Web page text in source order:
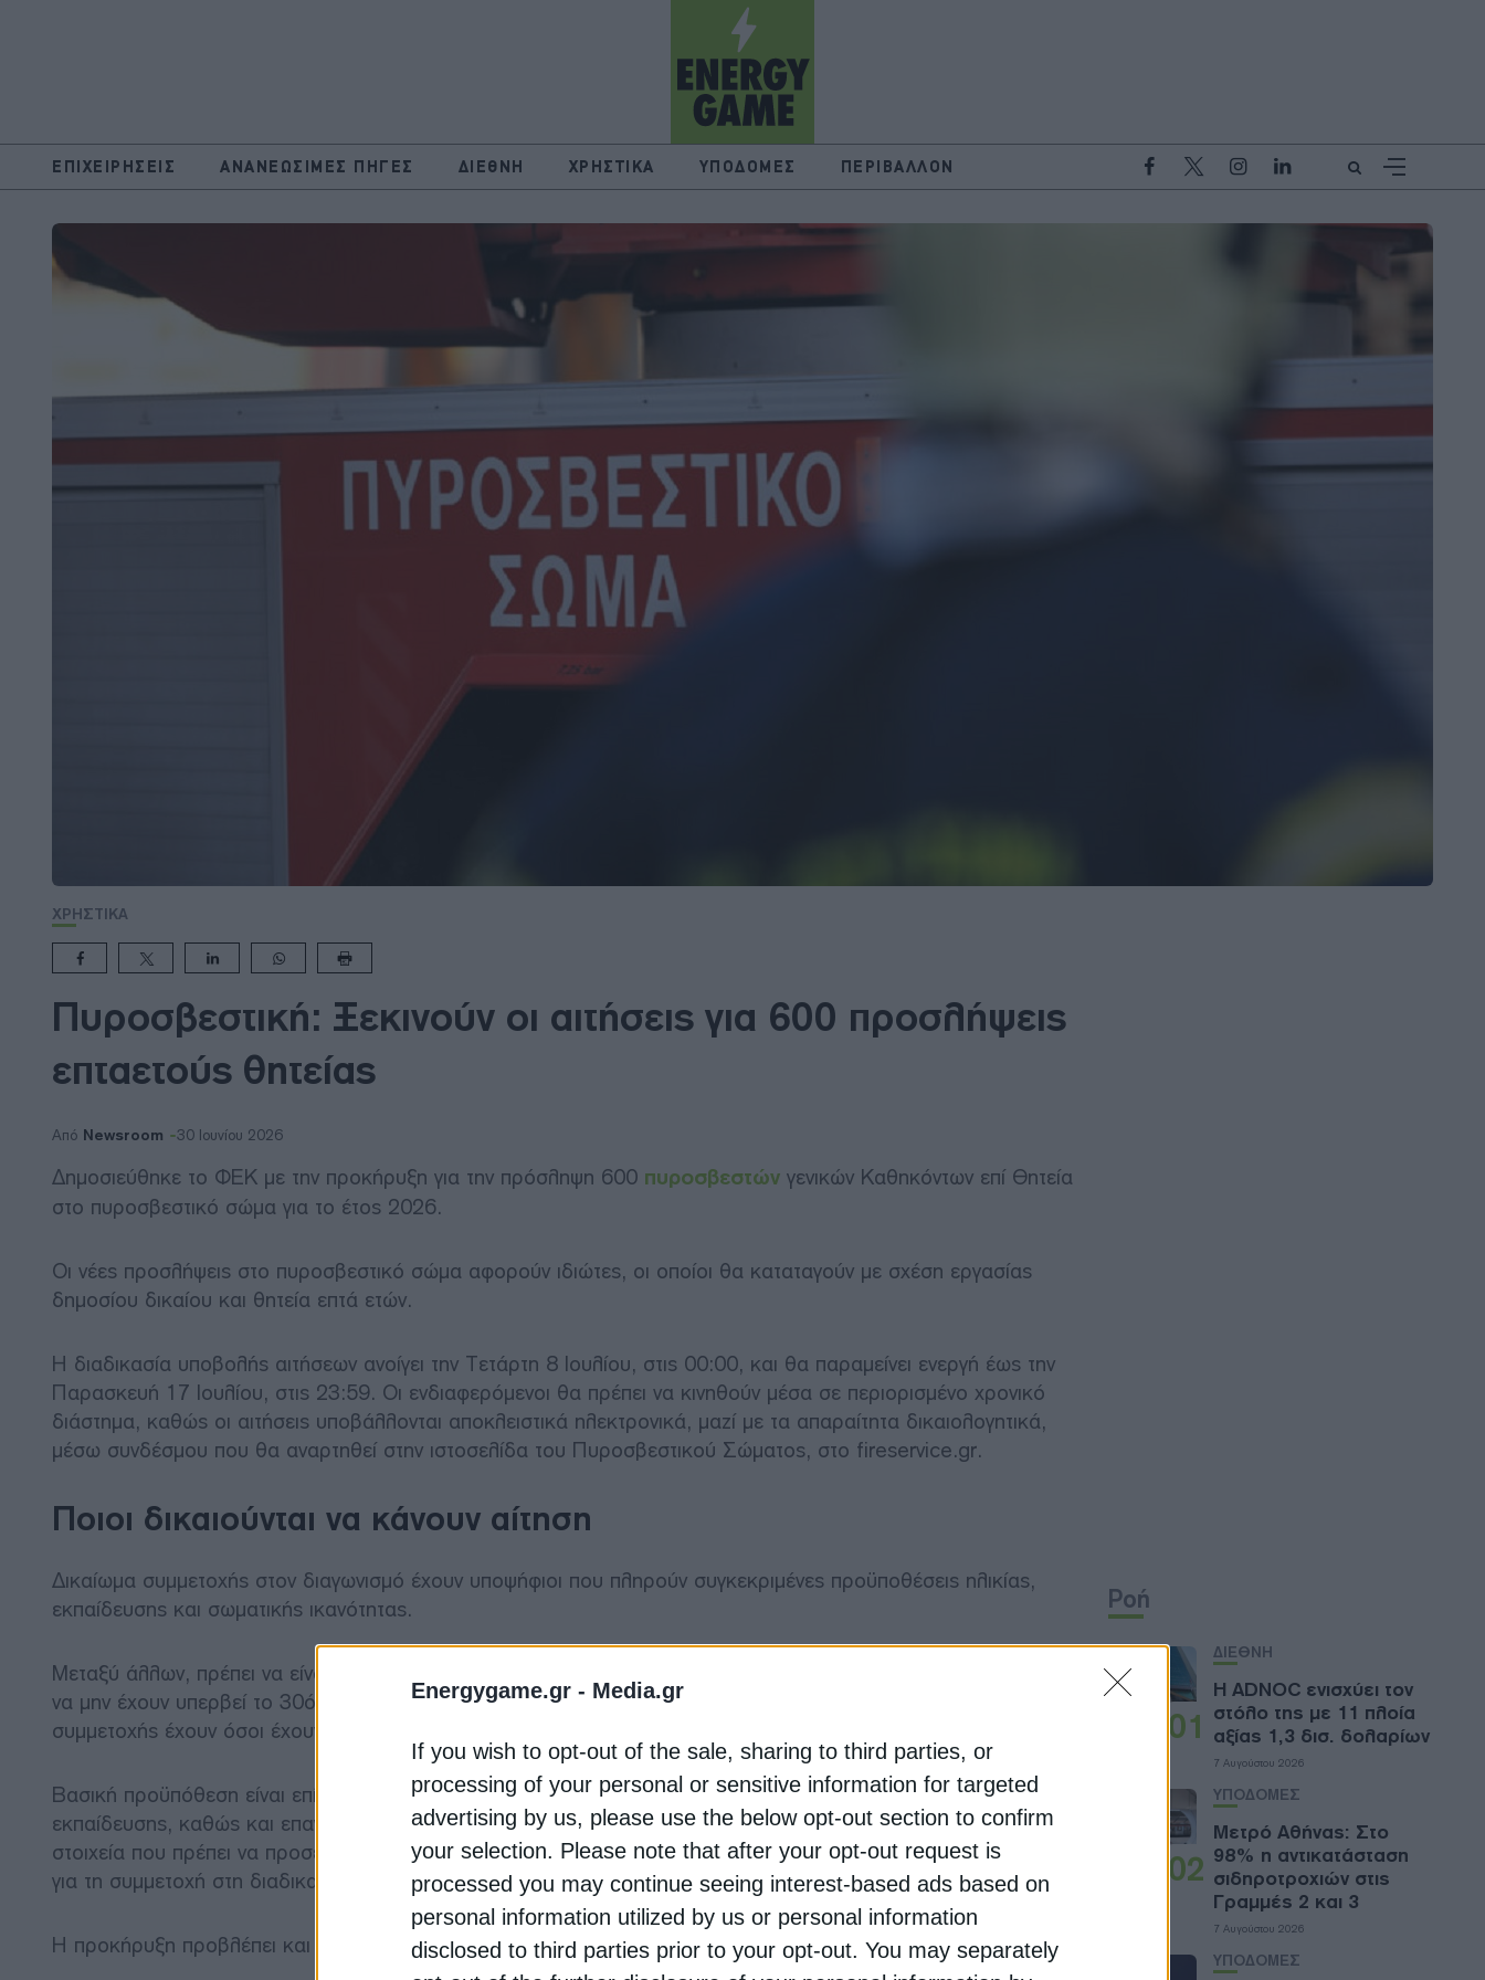
Energygame.gr - Media.gr
If you wish to opt-out of the sale, sharing to third parties, or
processing of your personal or sensitive information for targeted
advertising by us, please use the below opt-out section to confirm
your selection. Please note that after your opt-out request is
processed you may continue seeing interest-based ads based on
personal information utilized by us or personal information
disclosed to third parties prior to your opt-out. You may separately
ΕΠΙΧΕΙΡΗΣΕΙΣ ΑΝΑΝΕΩΣΙΜΕΣ ΠΗΓΕΣ ΔΙΕΘΝΗ ΧΡΗΣΤΙΚΑ ΥΠΟΔΟΜΕΣ ΠΕΡΙΒΑΛΛΟΝ
ΧΡΗΣΤΙΚΑ
Πυροσβεστική: Ξεκινούν οι αιτήσεις για 600 προσλήψεις
επταετούς θητείας
Από Newsroom 30 Ιουνίου 2026
Δημοσιεύθηκε το ΦΕΚ με την προκήρυξη για την πρόσληψη 600 πυροσβεστών γενικών Καθηκόντων επί Θητεία
στο πυροσβεστικό σώμα για το έτος 2026.
Οι νέες προσλήψεις στο πυροσβεστικό σώμα αφορούν ιδιώτες, οι οποίοι θα καταταγούν με σχέση εργασίας
δημοσίου δικαίου και θητεία επτά ετών.
Η διαδικασία υποβολής αιτήσεων ανοίγει την Τετάρτη 8 Ιουλίου, στις 00:00, και θα παραμείνει ενεργή έως την
Παρασκευή 17 Ιουλίου, στις 23:59. Οι ενδιαφερόμενοι θα πρέπει να κινηθούν μέσα σε περιορισμένο χρονικό
διάστημα, καθώς οι αιτήσεις υποβάλλονται αποκλειστικά ηλεκτρονικά, μαζί με τα απαραίτητα δικαιολογητικά,
μέσω συνδέσμου που θα αναρτηθεί στην ιστοσελίδα του Πυροσβεστικού Σώματος, στο fireservice.gr.
Ποιοι δικαιούνται να κάνουν αίτηση
Δικαίωμα συμμετοχής στον διαγωνισμό έχουν υποψήφιοι που πληρούν συγκεκριμένες προϋποθέσεις ηλικίας,
εκπαίδευσης και σωματικής ικανότητας.
Μεταξύ άλλων, πρέπει να είναι Έλληνες πολίτες, να διαθέτουν την απαιτούμενη υγεία και φυσική κατάσταση και
να μην έχουν υπερβεί το 30ό έτος της ηλικίας τους έως τις 31 Δεκεμβρίου 2026. Αυτό σημαίνει ότι δικαίωμα
συμμετοχής έχουν όσοι έχουν γεννηθεί από την 1η Ιανουαρίου 1996 και μετά.
Βασική προϋπόθεση είναι επίσης η κατοχή τουλάχιστον τίτλου δευτεροβάθμιας ή μεταδευτεροβάθμιας
εκπαίδευσης, καθώς και επαγγελματικής άδειας οδήγησης κατηγορίας Γ’ σε ισχύ. Πρόκειται για ένα από τα
στοιχεία που πρέπει να προσέξουν ιδιαίτερα οι υποψήφιοι, καθώς η άδεια οδήγησης αποτελεί αναγκαίο προσόν
για τη συμμετοχή στη διαδικασία.
Η προκήρυξη προβλέπει και μοριοδότηση για πρόσθετα προσόντα ή ιδιότητες όπως:
Ροή
01
ΔΙΕΘΝΗ
Η ADNOC ενισχύει τον
στόλο της με 11 πλοία
αξίας 1,3 δισ. δολαρίων
7 Αυγούστου 2026
02
ΥΠΟΔΟΜΕΣ
Μετρό Αθήνας: Στο
98% η αντικατάσταση
σιδηροτροχιών στις
Γραμμές 2 και 3
7 Αυγούστου 2026
ΥΠΟΔΟΜΕΣ